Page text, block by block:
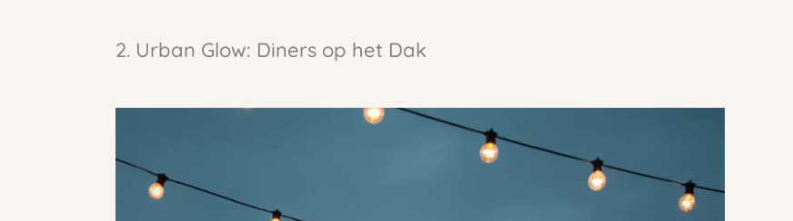
2. Urban Glow: Diners op het Dak